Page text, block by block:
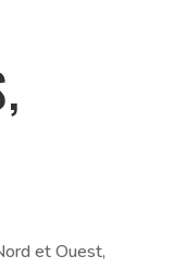
et Ouest,